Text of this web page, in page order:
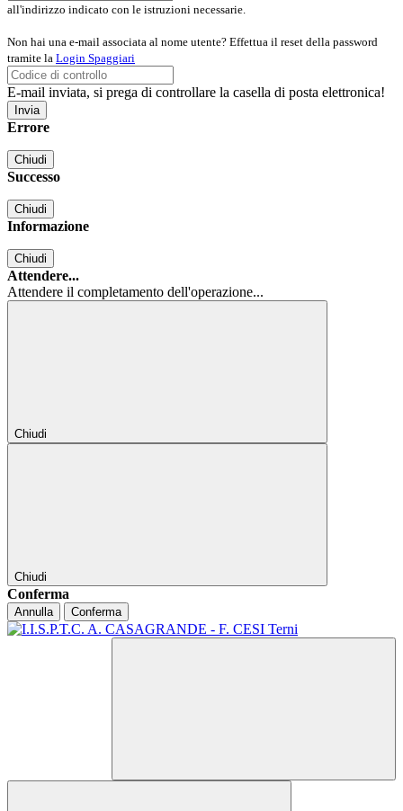
all'indirizzo indicato con le istruzioni necessarie.
Non hai una e-mail associata al nome utente? Effettua il reset della password
tramite la Login Spaggiari
E-mail inviata, si prega di controllare la casella di posta elettronica!
Errore
Chiudi
Successo
Chiudi
Informazione
Chiudi
Attendere...
Attendere il completamento dell'operazione...
Chiudi
Chiudi
Conferma
Annulla Conferma